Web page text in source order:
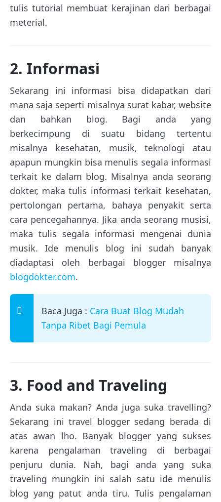
tulis tutorial membuat kerajinan dari berbagai
meterial.
2. Informasi
Sekarang ini informasi bisa didapatkan dari
mana saja seperti misalnya surat kabar, website
dan bahkan blog. Bagi anda yang
berkecimpung di suatu bidang tertentu
misalnya kesehatan, musik, teknologi atau
apapun mungkin bisa menulis segala informasi
terkait ke dalam blog. Misalnya anda seorang
dokter, maka tulis informasi terkait kesehatan,
pertolongan pertama, bahaya penyakit serta
cara pencegahannya. Jika anda seorang musisi,
maka tulis segala informasi mengenai dunia
musik. Ide menulis blog ini sudah banyak
diadaptasi oleh berbagai blogger misalnya
blogdokter.com.
Baca Juga : Cara Buat Blog Mudah
Tanpa Ribet Bagi Pemula
3. Food and Traveling
Anda suka makan? Anda juga suka travelling?
Sekarang ini travel blogger sedang berada di
atas awan lho. Banyak blogger yang sukses
karena pengalaman traveling di berbagai
penjuru dunia. Nah, bagi anda yang suka
traveling mungkin ini salah satu ide menulis
blog yang patut anda tiru. Tulis pengalaman